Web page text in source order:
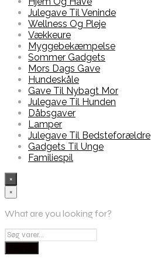
Julegave Til Veninde
Wellness Og Pleje
Vækkeure
Myggebekæmpelse
Sommer Gadgets
Mors Dags Gave
Hundeskåle
Gave Til Nybagt Mor
Julegave Til Hunden
Dåbsgaver
Lamper
Julegave Til Bedsteforældre
Gadgets Til Unge
Familiespil
×
×
What are you looking for?